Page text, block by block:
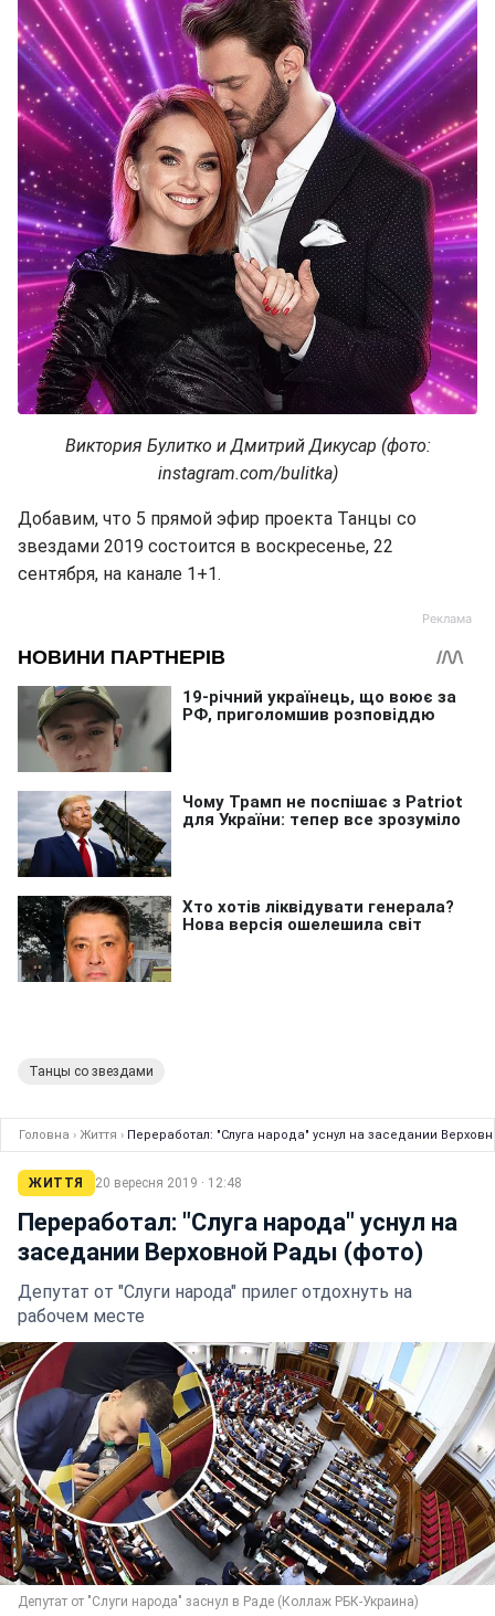
Виктория Булитко и Дмитрий Дикусар (фото:
instagram.com/bulitka)
Добавим, что 5 прямой эфир проекта Танцы со
звездами 2019 состоится в воскресенье, 22
сентября, на канале 1+1.
Танцы со звездами
Головна › Життя › Переработал: "Слуга народа" уснул на заседании
ЖИТТЯ 20 вересня 2019 · 12:48
Переработал: "Слуга народа" уснул на
заседании Верховной Рады (фото)
Депутат от "Слуги народа" прилег отдохнуть на
рабочем месте
Депутат от "Слуги народа" заснул в Раде (Коллаж РБК-Украина)